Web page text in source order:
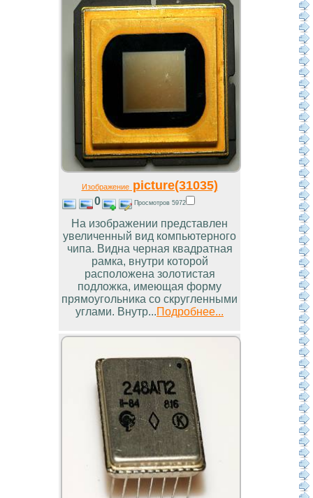
Изображениеpicture(31035)
0 Просмотров 5972
На изображении представлен
увеличенный вид компьютерного
чипа. Видна черная квадратная
рамка, внутри которой
расположена золотистая
подложка, имеющая форму
прямоугольника со скругленными
углами. Внутр...Подробнее...